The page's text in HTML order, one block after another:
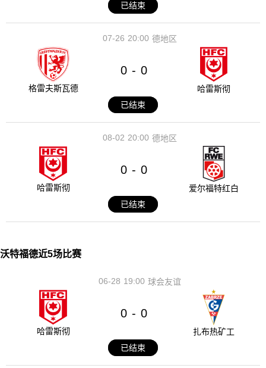
已结束
20:00
07-26 德地区
格雷夫斯瓦德
0 - 0
哈雷斯彻
已结束
20:00
08-02 德地区
哈雷斯彻
0 - 0
爱尔福特红白
已结束
沃特福德近5场比赛
19:00
06-28 球会友谊
哈雷斯彻
0 - 0
扎布热矿工
已结束